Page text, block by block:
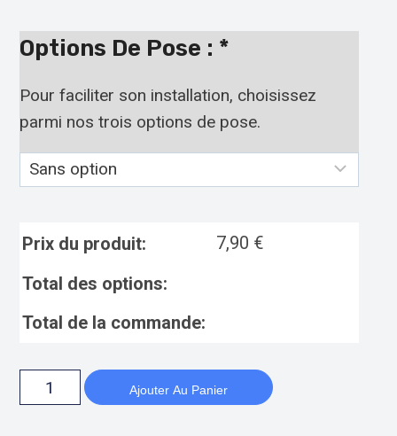
Options De Pose : *
Pour faciliter son installation, choisissez
parmi nos trois options de pose.
Prix du produit: 7,90 €
Total des options:
Total de la commande:
Ajouter Au Panier